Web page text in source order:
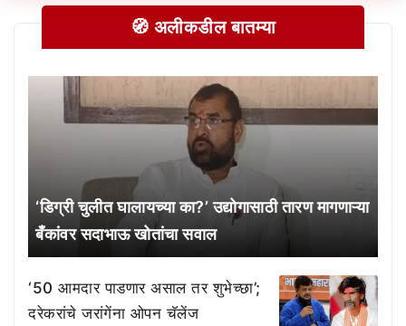
🧭 अलीकडील बातम्या
‘डिग्री चुलीत घालायच्या का?’ उद्योगासाठी तारण मागणाऱ्या
बँकांवर सदाभाऊ खोतांचा सवाल
‘50 आमदार पाडणार असाल तर शुभेच्छा’;
दरेकरांचे जरांगेंना ओपन चॅलेंज